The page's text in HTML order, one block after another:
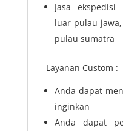
Jasa
luar pulau
pulau sumatra
Layanan Custom :
Anda dapat
inginkan
Anda dapat